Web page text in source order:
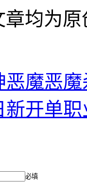
均为
恶魔恶
新开单
必填